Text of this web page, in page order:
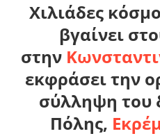
Χιλιάδες
βγαίνει
στην
εκφράσει την
σύλληψη του
Πόλης,